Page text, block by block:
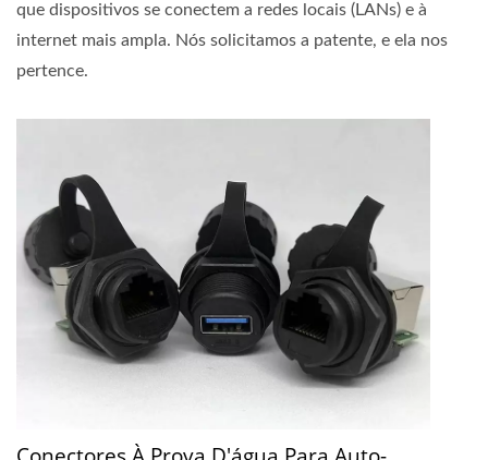
que dispositivos se conectem a redes locais (LANs) e à
internet mais ampla. Nós solicitamos a patente, e ela nos
pertence.